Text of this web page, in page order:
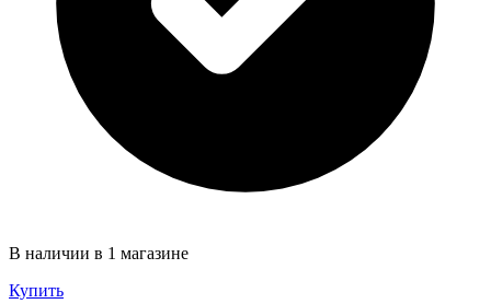
В наличии в 1 магазине
Купить